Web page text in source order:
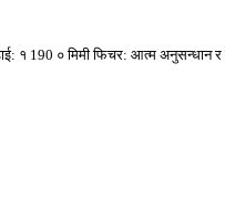
१ 190 ० मिमी फिचर: आत्म अनुसन्धान